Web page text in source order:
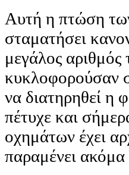
Αυτή η πτώση
σταματήσει
μεγάλος
κυκλοφορούσαν
να διατηρηθεί η
πέτυχε και
οχημάτων έχει
παραμένει